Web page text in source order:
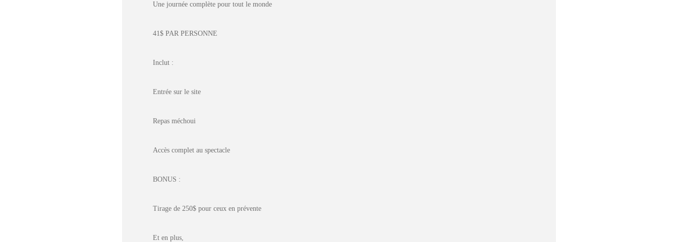
Une journée complète pour tout le monde
41$ PAR PERSONNE
Inclut :
Entrée sur le site
Repas méchoui
Accès complet au spectacle
BONUS :
Tirage de 250$ pour ceux en prévente
Et en plus,